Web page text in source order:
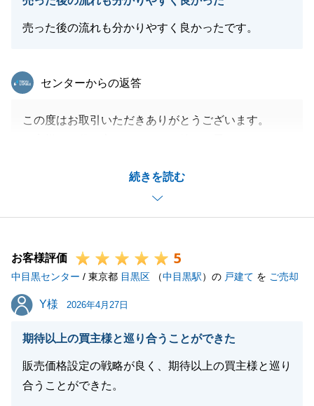
す。
何かございましたら、何なりとお申し付けくださいま
閉じる
売った後の流れも分かりやすく良かったです。
続きを読む
東急リバブル
センターからの返答
この度はお取引いただきありがとうございます。
また売買でお手伝いできます機会がございましたら是
非お声がけくださいませ。
閉じる
お客様評価 5
中目黒センター / 東京都 目黒区 （中目黒駅）の 戸建て を ご売却
Y様
Y様 2026年4月27日
期待以上の買主様と巡り合うことができた
販売価格設定の戦略が良く、期待以上の買主様と巡り
合うことができた。